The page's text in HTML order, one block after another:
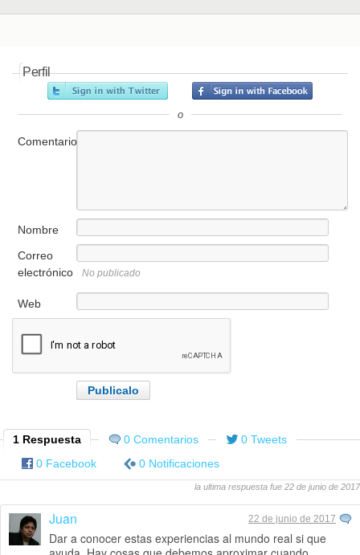
Perfil
o
Comentario
Nombre
Correo
electrónico
No publicado
Web
1 Respuesta 0 Comentarios
0 Tweets
0 Facebook
0 Notificaciones
la ultima respuesta fue 22 de junio de 2017
Juan 22 de junio de 2017
Dar a conocer estas experiencias al mundo real si que